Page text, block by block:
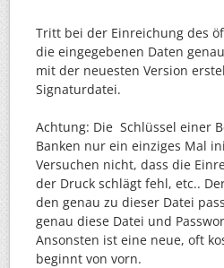
Tritt bei der Einreichung des
die eingegebenen Daten
mit der neuesten Version
Signaturdatei.
Achtung: Die Schlüssel einer
Banken nur ein einziges Mal
Versuchen nicht, dass die
der Druck schlägt fehl, etc..
den genau zu dieser Datei
genau diese Datei und
Ansonsten ist eine neue, oft
beginnt von vorn.